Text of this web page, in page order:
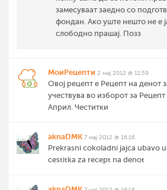
замесуваат заедно со
фондан. Ако уште нешто не е
слободно прашај. Позз
МоиРецепти 2 мај 2012 @ 11:59
Овој рецепт е Рецепт на денот
учествува во изборот за
Април. Честитки
aknaDMK 7 мај 2012 @ 16:16
Prekrasni cokoladni jajca ubavo
cestitka za recept na denot